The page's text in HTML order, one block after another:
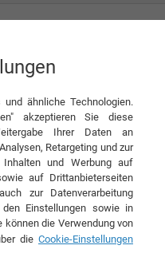
ähnliche Technologien.
akzeptieren Sie diese
Ihrer Daten an
Retargeting und zur
Inhalten und Werbung auf
auf Drittanbieterseiten
zur Datenverarbeitung
Einstellungen sowie in
können die Verwendung von
die Cookie-Einstellungen